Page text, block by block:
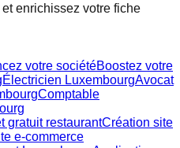
enrichissez votre fiche
votre sociétéBoostez votre
Électricien LuxembourgAvocat
Comptable
gratuit restaurantCréation site
e-commerce